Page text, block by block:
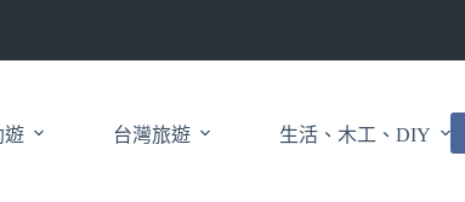
遊 台灣旅遊 生活、木工、DIY